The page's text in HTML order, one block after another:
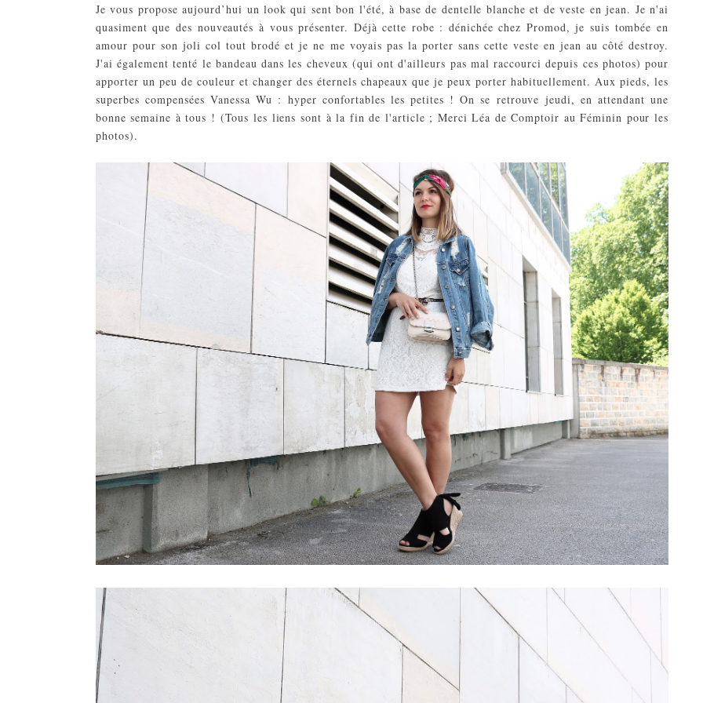
Je vous propose aujourd’hui un look qui sent bon l'été, à base de dentelle blanche et de veste en jean. Je n'ai
quasiment que des nouveautés à vous présenter. Déjà cette robe : dénichée chez Promod, je suis tombée en
amour pour son joli col tout brodé et je ne me voyais pas la porter sans cette veste en jean au côté destroy.
J'ai également tenté le bandeau dans les cheveux (qui ont d'ailleurs pas mal raccourci depuis ces photos) pour
apporter un peu de couleur et changer des éternels chapeaux que je peux porter habituellement. Aux pieds, les
superbes compensées Vanessa Wu : hyper confortables les petites ! On se retrouve jeudi, en attendant une
bonne semaine à tous ! (Tous les liens sont à la fin de l'article ; Merci Léa de Comptoir au Féminin pour les
photos).